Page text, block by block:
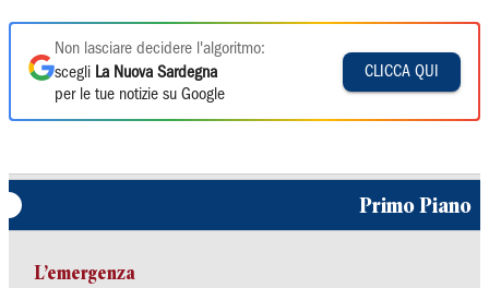
Non lasciare decidere l'algoritmo:
scegli La Nuova Sardegna
per le tue notizie su Google
CLICCA QUI
Primo Piano
L’emergenza